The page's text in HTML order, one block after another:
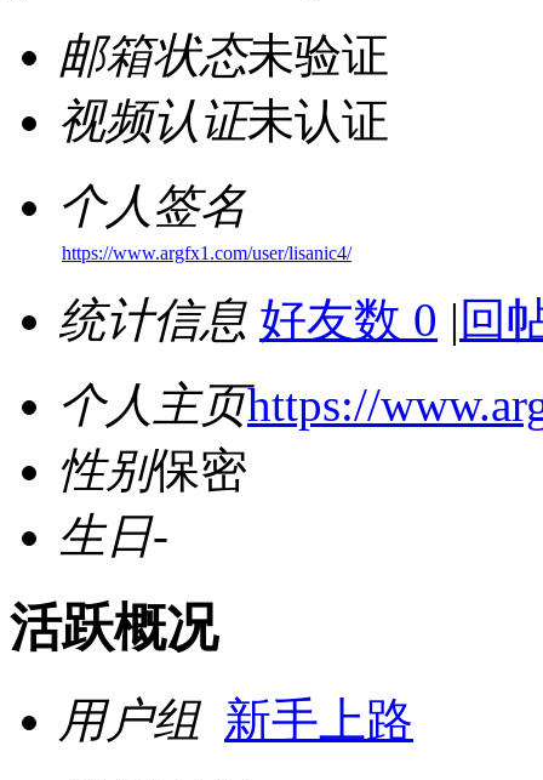
邮箱状态未验证
视频认证未认证
个人签名
https://www.argfx1.com/user/lisanic4/
统计信息 好友数 0 | 回
个人主页https://
性别保密
生日-
活跃概况
用户组 新手上路